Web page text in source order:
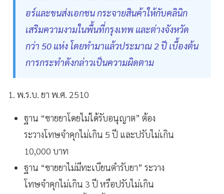
อร์และขนส่งเอกชน กระจายสินค้าให้กับคลินิก
เสริมความงามในพื้นที่กรุงเทพ และต่างจังหวัด
กว่า 50 แห่ง โดยทำมาแล้วประมาณ 2 ปี เบื้องต้น
การกระทำดังกล่าวเป็นความผิดตาม
1. พ.ร.บ. ยา พ.ศ. 2510
ฐาน “ขายยาโดยไม่ได้รับอนุญาต” ต้อง
ระวางโทษจำคุกไม่เกิน 5 ปี และปรับไม่เกิน
10,000 บาท
ฐาน “ขายยาไม่มีทะเบียนตำรับยา” ระวาง
โทษจำคุกไม่เกิน 3 ปี หรือปรับไม่เกิน